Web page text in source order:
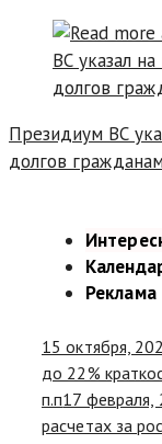
Президиум ВС
долгов
Реклама
15 октября,
до 22%
п.п17 февраля,
расчетах за